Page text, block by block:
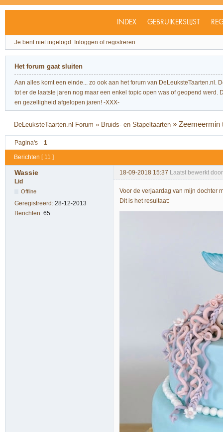
INDEX GEBRUIKERSLIJST
Je bent niet ingelogd. Inloggen of registreren.
Het forum gaat sluiten
Aan alles komt een einde... zo ook aan het forum van
tot er de laatste jaren nog maar een enkel topic open was of geopend
en gezelligheid afgelopen jaren! -XXX-
DeLeuksteTaarten.nl Forum » Bruids- en Stapeltaarten »Zeemeermin
Pagina's 1
Berichten [ 11 ]
Wassie 18-09-2018 15:37 Laatst bewerkt
Lid
Offline
Geregistreerd: 28-12-2013
Berichten: 65
Voor de verjaardag van mijn dochter
Dit is het resultaat: